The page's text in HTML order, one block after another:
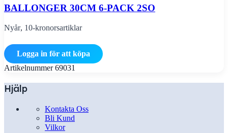
BALLONGER 30CM 6-PACK 2SO
Nyår, 10-kronorsartiklar
Logga in för att köpa
Artikelnummer69031
Hjälp
Kontakta Oss
Bli Kund
Vilkor